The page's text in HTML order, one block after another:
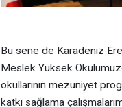
Bu sene de Karadeniz
Meslek Yüksek
okullarının mezuniyet
katkı sağlama